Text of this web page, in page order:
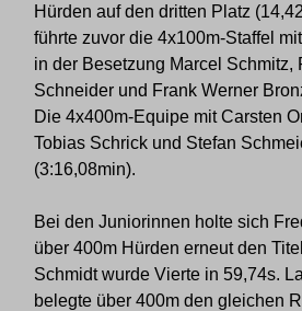
Hürden auf den dritten Platz
führte zuvor die 4x100m-Staffel
in der Besetzung Marcel Schmitz,
Schneider und Frank Werner
Die 4x400m-Equipe mit Carsten
Tobias Schrick und Stefan
(3:16,08min).
Bei den Juniorinnen holte sich
über 400m Hürden erneut den
Schmidt wurde Vierte in 59,74s.
belegte über 400m den gleichen